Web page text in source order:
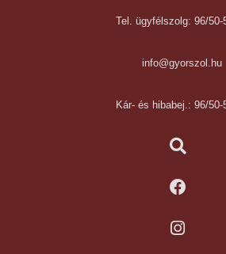
Tel. ügyfélszolg: 96/50-
info@gyorszol.hu
Kár- és hibabej.: 96/50-